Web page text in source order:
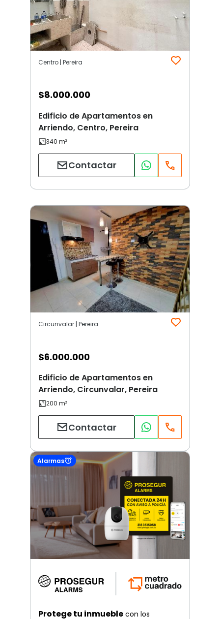
Centro | Pereira
$8.000.000
Edificio de Apartamentos en
Arriendo, Centro, Pereira
Contactar
Circunvalar | Pereira
$6.000.000
Edificio de Apartamentos en
Arriendo, Circunvalar, Pereira
Contactar
Alarmas
Protege tu inmueble con los